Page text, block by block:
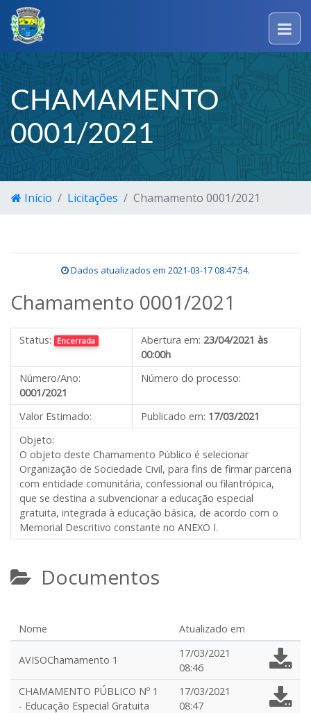
CHAMAMENTO
0001/2021
Início Licitações Chamamento 0001/2021
Dados atualizados em 2021-03-17 08:47:54.
Chamamento 0001/2021
Status: Encerrada Abertura em: 23/04/2021 às
00:00h
Número/Ano:
0001/2021
Número do processo:
Valor Estimado: Publicado em: 17/03/2021
Objeto:
O objeto deste Chamamento Público é selecionar
Organização de Sociedade Civil, para fins de firmar parceria
com entidade comunitária, confessional ou filantrópica,
que se destina a subvencionar a educação especial
gratuita, integrada à educação básica, de acordo com o
Memorial Descritivo constante no ANEXO I.
Documentos
Nome Atualizado em
AVISOChamamento 1
17/03/2021
08:46
CHAMAMENTO PÚBLICO Nº 1
- Educação Especial Gratuita
17/03/2021
08:47